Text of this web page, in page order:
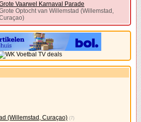
Vaarwel Karnaval Parade
Optocht van Willemstad (Willemstad,
(Willemstad, Curaçao) (7)